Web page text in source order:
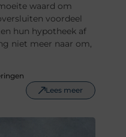
waard om
voordeel
hun hypotheek af
niet meer naar om,
Lees meer